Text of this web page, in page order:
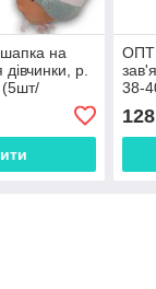
на
р.
ОПТ
38-
128